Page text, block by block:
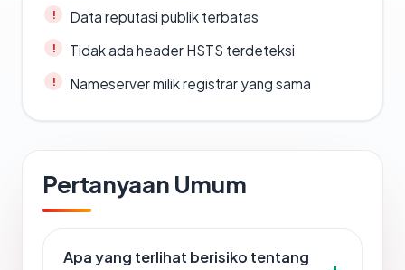
Data reputasi publik terbatas
Tidak ada header HSTS terdeteksi
Nameserver milik registrar yang sama
Pertanyaan Umum
Apa yang terlihat berisiko tentang